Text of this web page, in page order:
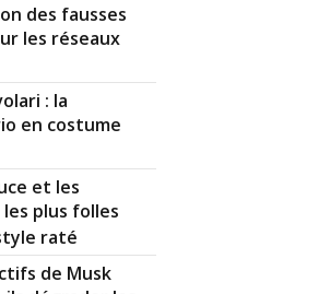
des fausses
les réseaux
: la
en costume
et les
plus folles
raté
de Musk